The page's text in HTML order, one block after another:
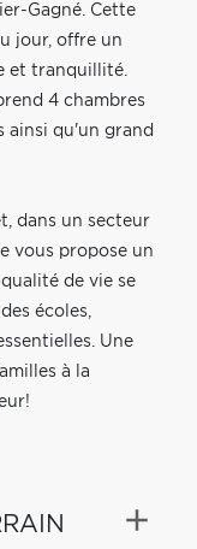
Gagné. Cette
jour, offre un
et tranquillité.
4 chambres
ainsi qu'un grand
dans un secteur
vous propose un
de vie se
écoles,
Une
à la